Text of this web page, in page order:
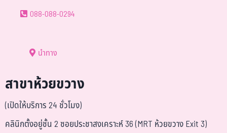
088-088-0294
นำทาง
สาขาห้วยขวาง
(เปิดให้บริการ 24 ชั่วโมง)
คลินิกตั้งอยู่ชั้น 2 ซอยประชาสงเคราะห์ 36 (MRT ห้วยขวาง Exit 3)